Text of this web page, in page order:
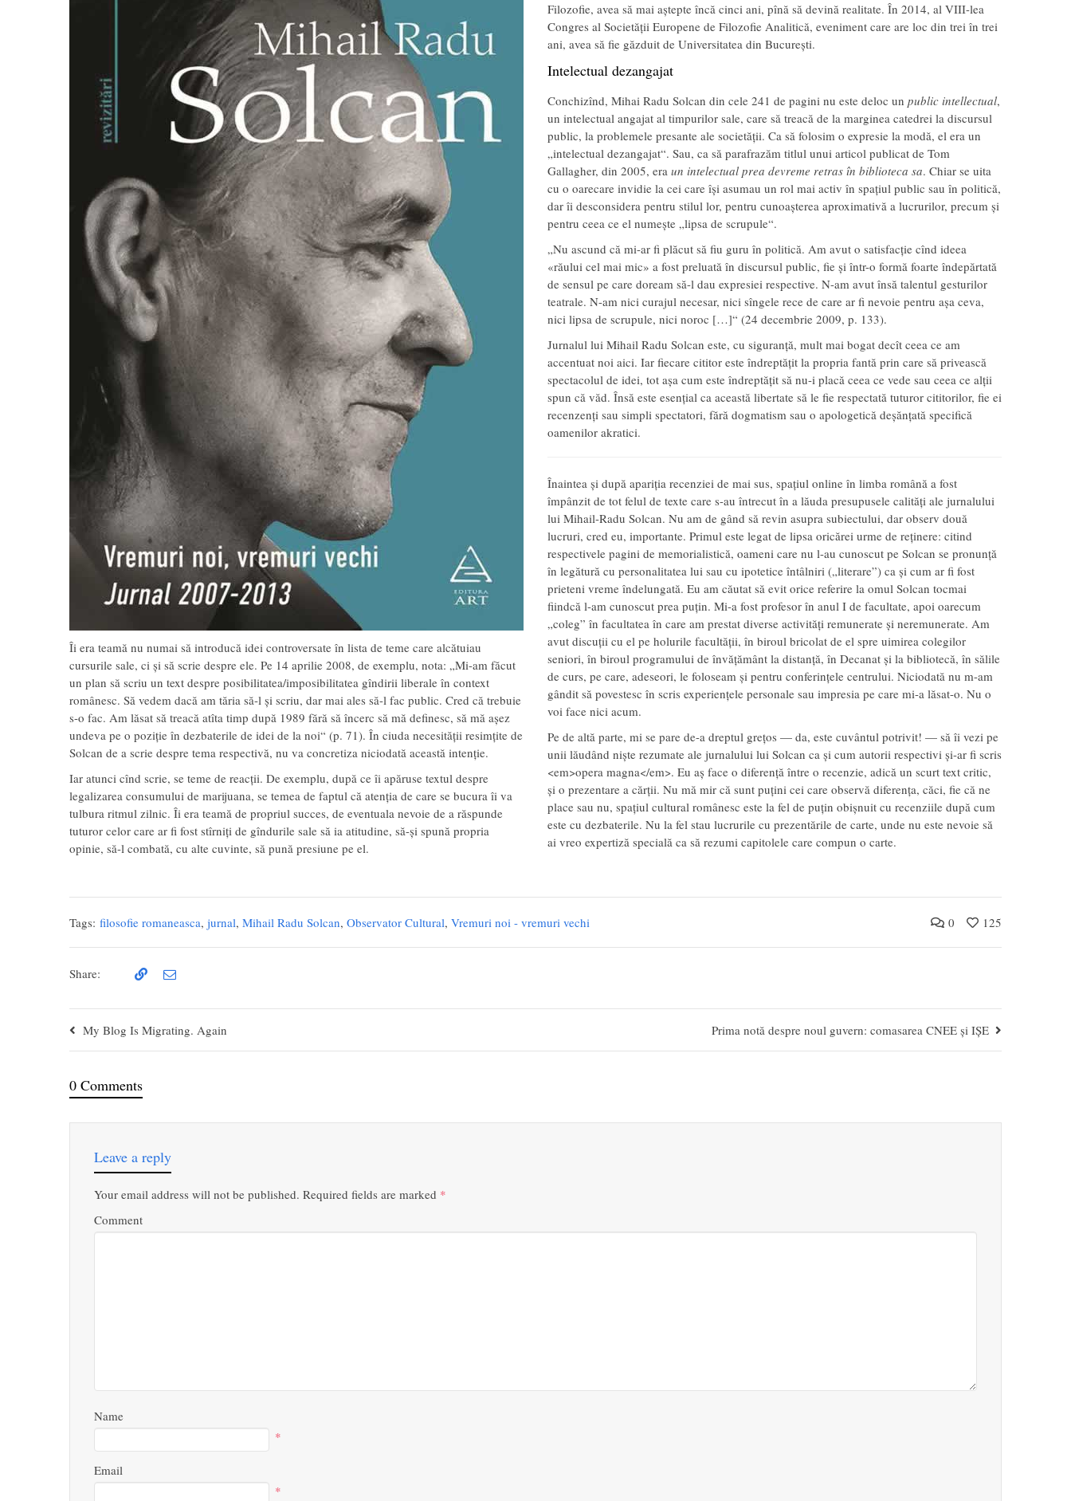
Îi era teamă nu numai să introducă idei controversate în lista de teme care alcătuiau
cursurile sale, ci și să scrie despre ele. Pe 14 aprilie 2008, de exemplu, nota: „Mi-am făcut
un plan să scriu un text despre posibilitatea/imposibilitatea gîndirii liberale în context
românesc. Să vedem dacă am tăria să-l și scriu, dar mai ales să-l fac public. Cred că trebuie
s-o fac. Am lăsat să treacă atîta timp după 1989 fără să încerc să mă definesc, să mă așez
undeva pe o poziție în dezbaterile de idei de la noi“ (p. 71). În ciuda necesității resimțite de
Solcan de a scrie despre tema respectivă, nu va concretiza niciodată această intenție.
Iar atunci cînd scrie, se teme de reacții. De exemplu, după ce îi apăruse textul despre
legalizarea consumului de marijuana, se temea de faptul că atenția de care se bucura îi va
tulbura ritmul zilnic. Îi era teamă de propriul succes, de eventuala nevoie de a răspunde
tuturor celor care ar fi fost stîrniți de gîndurile sale să ia atitudine, să-și spună propria
opinie, să-l combată, cu alte cuvinte, să pună presiune pe el.
Filozofie, avea să mai aștepte încă cinci ani, pînă să devină realitate. În 2014, al VIII-lea
Congres al Societății Europene de Filozofie Analitică, eveniment care are loc din trei în trei
ani, avea să fie găzduit de Universitatea din București.
Intelectual dezangajat
Conchizînd, Mihai Radu Solcan din cele 241 de pagini nu este deloc un public intellectual,
un intelectual angajat al timpurilor sale, care să treacă de la marginea catedrei la discursul
public, la problemele presante ale societății. Ca să folosim o expresie la modă, el era un
„intelectual dezangajat“. Sau, ca să parafrazăm titlul unui articol publicat de Tom
Gallagher, din 2005, era un intelectual prea devreme retras în biblioteca sa. Chiar se uita
cu o oarecare invidie la cei care își asumau un rol mai activ în spațiul public sau în politică,
dar îi desconsidera pentru stilul lor, pentru cunoaș­terea aproximativă a lucrurilor, precum și
pentru ceea ce el numește „lipsa de scrupule“.
„Nu ascund că mi-ar fi plăcut să fiu guru în politică. Am avut o satisfacție cînd ideea
«răului cel mai mic» a fost preluată în discursul public, fie și într-o formă foarte îndepărtată
de sensul pe care doream să-l dau expresiei respective. N-am avut însă talentul gesturilor
teatrale. N-am nici curajul necesar, nici sîngele rece de care ar fi nevoie pentru așa ceva,
nici lipsa de scrupule, nici noroc […]“ (24 decembrie 2009, p. 133).
Jurnalul lui Mihail Radu Solcan este, cu siguranță, mult mai bogat decît ceea ce am
accentuat noi aici. Iar fiecare cititor este îndreptățit la propria fantă prin care să privească
spectacolul de idei, tot așa cum este îndreptățit să nu-i placă ceea ce vede sau ceea ce alții
spun că văd. Însă este esențial ca această libertate să le fie respectată tuturor cititorilor, fie ei
recenzenți sau simpli spectatori, fără dogmatism sau o apologetică deșănțată specifică
oamenilor akratici.
Înaintea și după apariția recenziei de mai sus, spațiul online în limba română a fost
împânzit de tot felul de texte care s-au întrecut în a lăuda presupusele calități ale jurnalului
lui Mihail-Radu Solcan. Nu am de gând să revin asupra subiectului, dar observ două
lucruri, cred eu, importante. Primul este legat de lipsa oricărei urme de reținere: citind
respectivele pagini de memorialistică, oameni care nu l-au cunoscut pe Solcan se pronunță
în legătură cu personalitatea lui sau cu ipotetice întâlniri („literare”) ca și cum ar fi fost
prieteni vreme îndelungată. Eu am căutat să evit orice referire la omul Solcan tocmai
fiindcă l-am cunoscut prea puțin. Mi-a fost profesor în anul I de facultate, apoi oarecum
„coleg” în facultatea în care am prestat diverse activități remunerate și neremunerate. Am
avut discuții cu el pe holurile facultății, în biroul bricolat de el spre uimirea colegilor
seniori, în biroul programului de învățământ la distanță, în Decanat și la bibliotecă, în sălile
de curs, pe care, adeseori, le foloseam și pentru conferințele centrului. Niciodată nu m-am
gândit să povestesc în scris experiențele personale sau impresia pe care mi-a lăsat-o. Nu o
voi face nici acum.
Pe de altă parte, mi se pare de-a dreptul grețos — da, este cuvântul potrivit! — să îi vezi pe
unii lăudând niște rezumate ale jurnalului lui Solcan ca și cum autorii respectivi și-ar fi scris
<em>opera magna</em>. Eu aș face o diferență între o recenzie, adică un scurt text critic,
și o prezentare a cărții. Nu mă mir că sunt puțini cei care observă diferența, căci, fie că ne
place sau nu, spațiul cultural românesc este la fel de puțin obișnuit cu recenziile după cum
este cu dezbaterile. Nu la fel stau lucrurile cu prezentările de carte, unde nu este nevoie să
ai vreo expertiză specială ca să rezumi capitolele care compun o carte.
Tags: filosofie romaneasca, jurnal, Mihail Radu Solcan, Observator Cultural, Vremuri noi - vremuri vechi 125
0
Share:
My Blog Is Migrating. Again Prima notă despre noul guvern: comasarea CNEE și IȘE
0 Comments
Leave a reply
Your email address will not be published. Required fields are marked *
Comment
Name
*
Email
*